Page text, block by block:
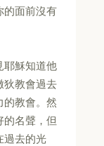
的面前沒有
耶穌知道他
狄教會過去
的教會。然
名聲，但
過去的光